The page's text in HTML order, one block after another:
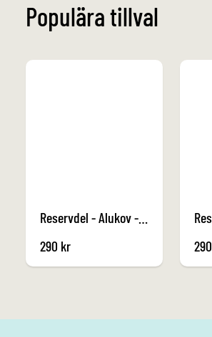
Populära tillval
Reservdel - Alukov - Hörn Vänster 3 Antracit
290 kr
290